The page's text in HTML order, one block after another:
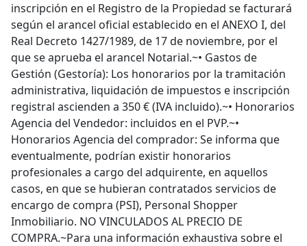
inscripción en el Registro de la Propiedad se facturará
según el arancel oficial establecido en el ANEXO I, del
Real Decreto 1427/1989, de 17 de noviembre, por el
que se aprueba el arancel Notarial.~• Gastos de
Gestión (Gestoría): Los honorarios por la tramitación
administrativa, liquidación de impuestos e inscripción
registral ascienden a 350 € (IVA incluido).~• Honorarios
Agencia del Vendedor: incluidos en el PVP.~•
Honorarios Agencia del comprador: Se informa que
eventualmente, podrían existir honorarios
profesionales a cargo del adquirente, en aquellos
casos, en que se hubieran contratados servicios de
encargo de compra (PSI), Personal Shopper
Inmobiliario. NO VINCULADOS AL PRECIO DE
COMPRA.~Para una información exhaustiva sobre el